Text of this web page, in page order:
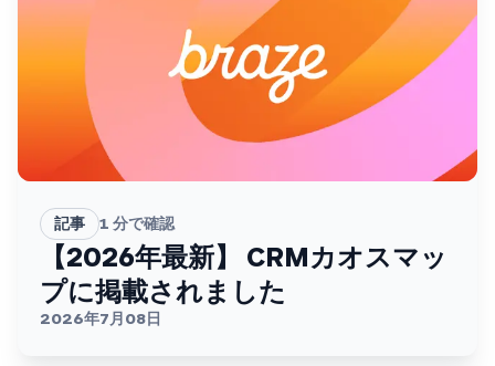
記事 1 分で確認
【2026年最新】 CRMカオスマッ
プに掲載されました
2026年7月08日